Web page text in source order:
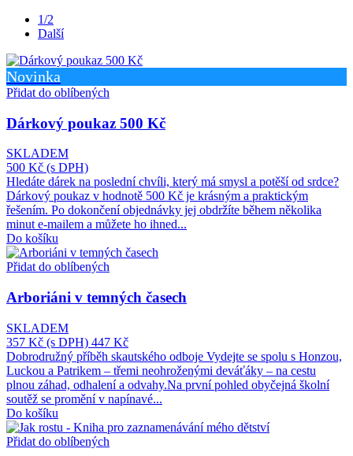
1/2
Další
Novinka
Přidat do oblíbených
Dárkový poukaz 500 Kč
SKLADEM
500 Kč (s DPH)
Hledáte dárek na poslední chvíli, který má smysl a potěší od srdce?
Dárkový poukaz v hodnotě 500 Kč je krásným a praktickým
řešením. Po dokončení objednávky jej obdržíte během několika
minut e-mailem a můžete ho ihned...
Do košíku
Přidat do oblíbených
Arboriáni v temných časech
SKLADEM
357 Kč (s DPH) 447 Kč
Dobrodružný příběh skautského odboje Vydejte se spolu s Honzou,
Luckou a Patrikem – třemi neohroženými deváťáky – na cestu
plnou záhad, odhalení a odvahy.Na první pohled obyčejná školní
soutěž se promění v napínavé...
Do košíku
Přidat do oblíbených